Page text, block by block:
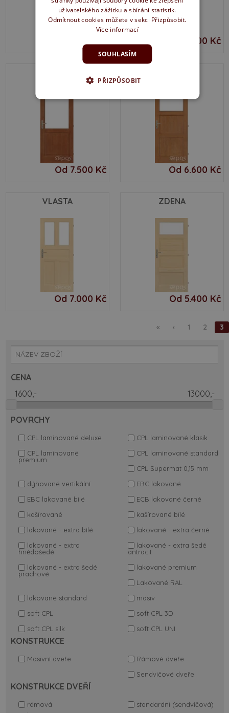
Od 6.700 Kč
Od 7.500 Kč Od 6.600 Kč
VLASTA
Od 7.000 Kč
ZDENA
Od 5.400 Kč
« ‹ 1 2 3
CENA
POVRCHY
CPL laminované deluxe
CPL laminované klasik
CPL laminované
premium
CPL laminované standard
CPL Supermat 0,15 mm
dýhované vertikální
EBC lakované
EBC lakované bílé
ECB lakované černé
kašírované
kašírované bílé
lakované - extra bílé
lakované - extra černé
lakované - extra
hnědošedé
lakované - extra šedé
antracit
lakované - extra šedé
prachové
lakované premium
Lakované RAL
lakované standard
masiv
soft CPL
soft CPL 3D
soft CPL silk
soft CPL UNI
KONSTRUKCE
Masivní dveře
Rámové dveře
Sendvičové dveře
KONSTRUKCE DVEŘÍ
rámová standardní (sendvičová)
uživatelského zážitku a sbírání statistik.
Odmítnout cookies můžete v sekci Přizpůsobit.
Více informací
SOUHLASÍM
PŘIZPŮSOBIT